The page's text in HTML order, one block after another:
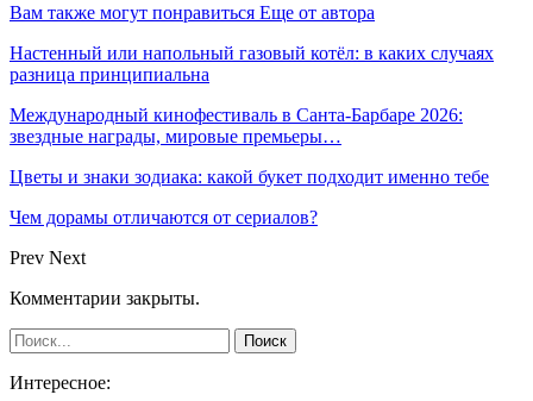
Вам также могут понравиться Еще от автора
Настенный или напольный газовый котёл: в каких случаях
разница принципиальна
Международный кинофестиваль в Санта-Барбаре 2026:
звездные награды, мировые премьеры…
Цветы и знаки зодиака: какой букет подходит именно тебе
Чем дорамы отличаются от сериалов?
Prev Next
Комментарии закрыты.
Интересное: